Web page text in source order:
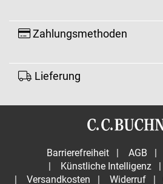
Zahlungsmethoden
Lieferung
Barrierefreiheit AGB
Künstliche Intelligenz
Versandkosten Widerruf